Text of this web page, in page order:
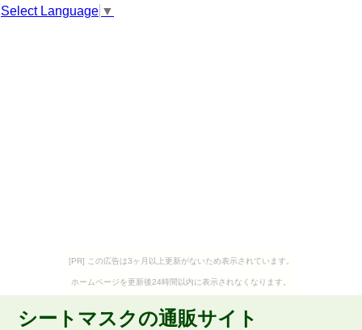
Select Language ▼
[PR] この広告は3ヶ月以上更新がないため表示されています。
ホームページを更新後24時間以内に表示されなくなります。
シートマスクの通販サイト